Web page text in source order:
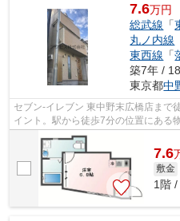
7.6万円
総武線 「
丸ノ内線
東西線 「
築7年 /
東京都中
セブン-イレブン 東中野末広橋店まで
イント。駅から徒歩7分の位置にある
風システムが整った換気がしやすいア...
7.6
敷金
1階